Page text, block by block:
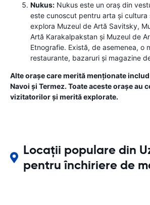
Nukus: Nukus este un oraș din
este cunoscut pentru arta și cultura
explora Muzeul de Artă Savitsky,
Artă Karakalpakstan și Muzeul de
Etnografie. Există, de asemenea, o
restaurante, bazaruri și magazine
Alte orașe care merită menționate
Navoi și Termez. Toate aceste orașe au
vizitatorilor și merită explorate.
Locații populare din
pentru închiriere de